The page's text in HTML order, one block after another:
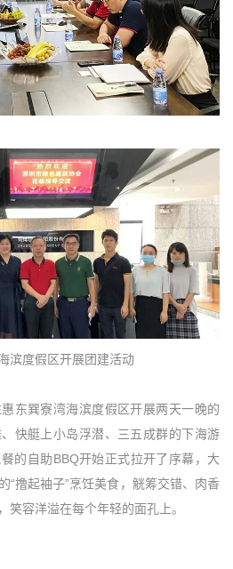
滨度假区开展团建活动
东巽寮湾海滨度假区开展两天一晚的
快艇上小岛浮潜、三五成群的下海游
的自助BBQ开始正式拉开了序幕，大
“撸起袖子”烹饪美食，觥筹交错、肉香
笑容洋溢在每个年轻的面孔上。